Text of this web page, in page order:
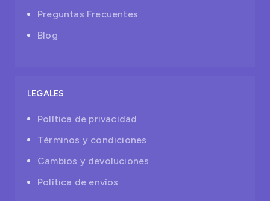
Preguntas Frecuentes
Blog
LEGALES
Política de privacidad
Términos y condiciones
Cambios y devoluciones
Política de envíos